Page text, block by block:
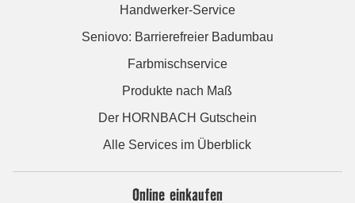
Handwerker-Service
Seniovo: Barrierefreier Badumbau
Farbmischservice
Produkte nach Maß
Der HORNBACH Gutschein
Alle Services im Überblick
Online einkaufen